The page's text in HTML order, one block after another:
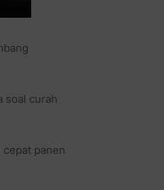
soal curah
panen